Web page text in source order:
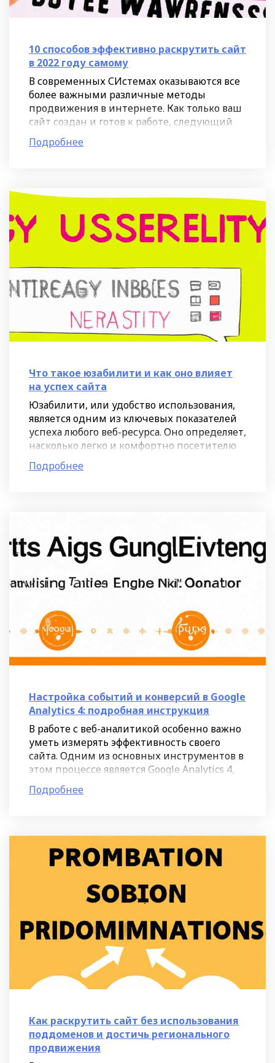
10 способов эффективно раскрутить сайт
в 2022 году самому
В современных СИстемах оказываются все
более важными различные методы
продвижения в интернете. Как только ваш
сайт создан и готов к работе, следующий
шаг - его доставка до целевой аудитории.
Именно этот этап требует
Подробнее
Что такое юзабилити и как оно влияет
на успех сайта
Юзабилити, или удобство использования,
является одним из ключевых показателей
успеха любого веб-ресурса. Оно определяет,
насколько легко и комфортно посетителю
пользоваться сайтом, находить нужную
информацию,
Подробнее
Настройка событий и конверсий в Google
Analytics 4: подробная инструкция
В работе с веб-аналитикой особенно важно
уметь измерять эффективность своего
сайта. Одним из основных инструментов в
этом процессе является Google Analytics 4,
который позволяет отслеживать
различные события и конверсии на
Подробнее
Как раскрутить сайт без использования
поддоменов и достичь регионального
продвижения